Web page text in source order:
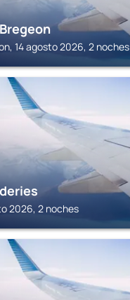
14 agosto 2026, 2 noches
2026, 2 noches